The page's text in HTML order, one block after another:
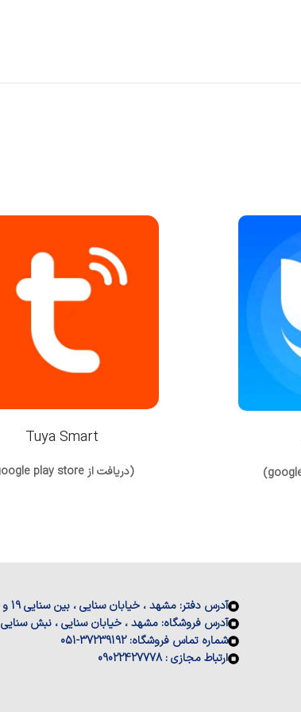
Tuya Smart
(دریافت از google play store)
آدرس دفتر: مشهد ، خیابان سنایی ، بین سنایی 19 و 21 ، پلاک 46
آدرس فروشگاه: مشهد ، خیابان سنایی ، نبش سنایی 15 ، فروشگاه هایتک
شماره تماس فروشگاه: 37239192-051
ارتباط مجازی : 09022427778